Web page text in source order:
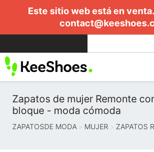
Este sitio web está en
Zapatos de mujer Remonte
bloque - moda cómoda
ZAPATOSDE MODA MUJER ZAPATOS